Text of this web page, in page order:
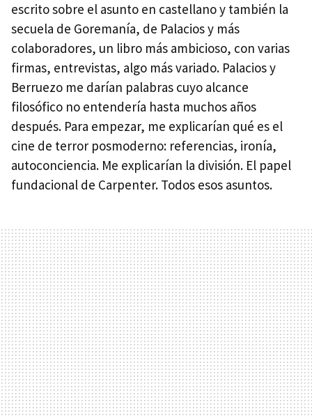
escrito sobre el asunto en castellano y también la
secuela de Goremanía, de Palacios y más
colaboradores, un libro más ambicioso, con varias
firmas, entrevistas, algo más variado. Palacios y
Berruezo me darían palabras cuyo alcance
filosófico no entendería hasta muchos años
después. Para empezar, me explicarían qué es el
cine de terror posmoderno: referencias, ironía,
autoconciencia. Me explicarían la división. El papel
fundacional de Carpenter. Todos esos asuntos.